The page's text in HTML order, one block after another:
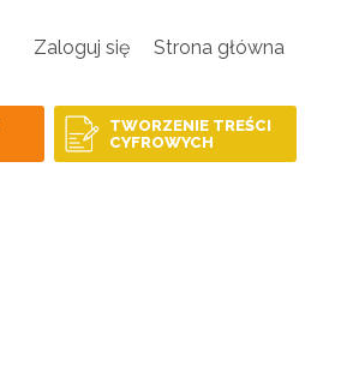
Zaloguj się Strona główna
TWORZENIE TREŚCI
CYFROWYCH